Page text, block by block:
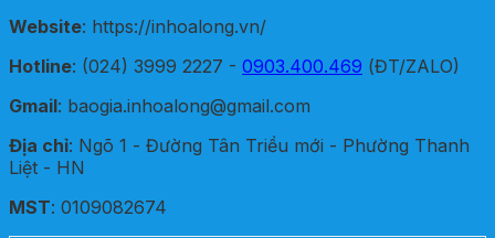
Website: https://inhoalong.vn/
Hotline: (024) 3999 2227 - 0903.400.469 (ĐT/ZALO)
Gmail: baogia.inhoalong@gmail.com
Địa chỉ: Ngõ 1 - Đường Tân Triều mới - Phường Thanh
Liệt - HN
MST: 0109082674